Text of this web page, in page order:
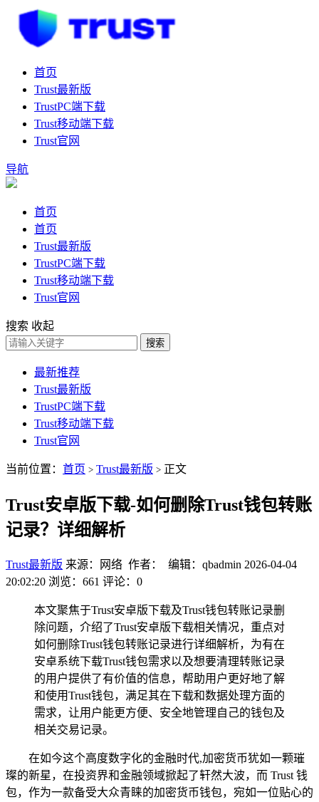
首页
Trust最新版
TrustPC端下载
Trust移动端下载
Trust官网
导航
首页
首页
Trust最新版
TrustPC端下载
Trust移动端下载
Trust官网
搜索 收起
搜索
最新推荐
Trust最新版
TrustPC端下载
Trust移动端下载
Trust官网
当前位置： 首页 > Trust最新版 > 正文
Trust安卓版下载-如何删除Trust钱包转账
记录？详细解析
Trust最新版 来源：网络 作者： 编辑：qbadmin 2026-04-04
20:02:20 浏览：661 评论：0
本文聚焦于Trust安卓版下载及Trust钱包转账记录删
除问题，介绍了Trust安卓版下载相关情况，重点对
如何删除Trust钱包转账记录进行详细解析，为有在
安卓系统下载Trust钱包需求以及想要清理转账记录
的用户提供了有价值的信息，帮助用户更好地了解
和使用Trust钱包，满足其在下载和数据处理方面的
需求，让用户能更方便、安全地管理自己的钱包及
相关交易记录。
在如今这个高度数字化的金融时代,加密货币犹如一颗璀
璨的新星，在投资界和金融领域掀起了轩然大波，而 Trust 钱
包，作为一款备受大众青睐的加密货币钱包，宛如一位贴心的